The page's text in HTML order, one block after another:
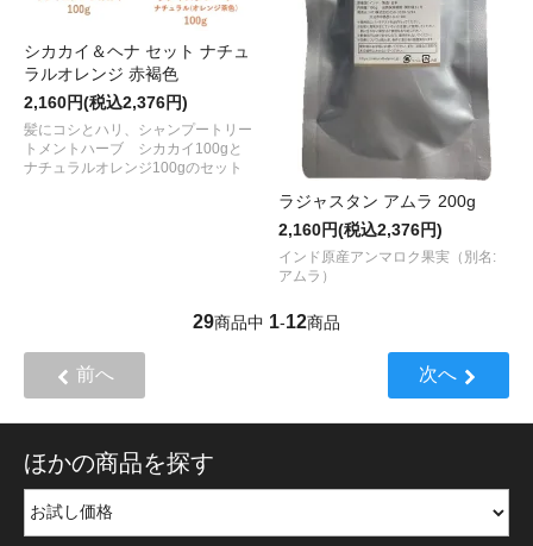
シカカイ＆ヘナ セット ナチュ
ラルオレンジ 赤褐色
2,160円(税込2,376円)
髪にコシとハリ、シャンプートリー
トメントハーブ シカカイ100gと
ナチュラルオレンジ100gのセット
ラジャスタン アムラ 200g
2,160円(税込2,376円)
インド原産アンマロク果実（別名:
アムラ）
29商品中 1-12商品
前へ 次へ
ほかの商品を探す